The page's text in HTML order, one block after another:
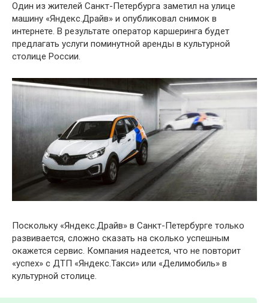
Один из жителей Санкт-Петербурга заметил на улице
машину «Яндекс.Драйв» и опубликовал снимок в
интернете. В результате оператор каршеринга будет
предлагать услуги поминутной аренды в культурной
столице России.
Поскольку «Яндекс.Драйв» в Санкт-Петербурге только
развивается, сложно сказать на сколько успешным
окажется сервис. Компания надеется, что не повторит
«успех» с ДТП «Яндекс.Такси» или «Делимобиль» в
культурной столице.